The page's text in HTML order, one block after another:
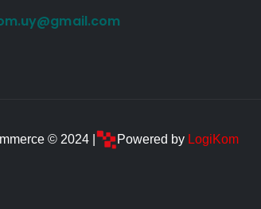
© 2024 | Powered by LogiKom